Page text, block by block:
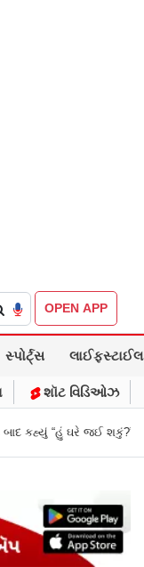
OPEN APP
સ્પોર્ટ્સ લાઈફસ્ટાઈલ
શૉટ વિડિઓઝ
નથી...’: IIT દિલ્હીમાં